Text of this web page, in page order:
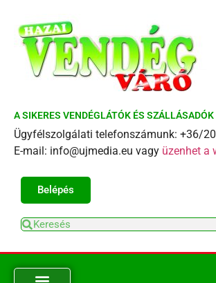
A SIKERES VENDÉGLÁTÓK ÉS
Ügyfélszolgálati telefonszámunk: +36/
E-mail: info@ujmedia.eu vagy üzenhet a
Belépés